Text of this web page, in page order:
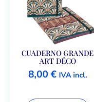
CUADERNO GRANDE
ART DÉCO
8,00€ IVA incl.